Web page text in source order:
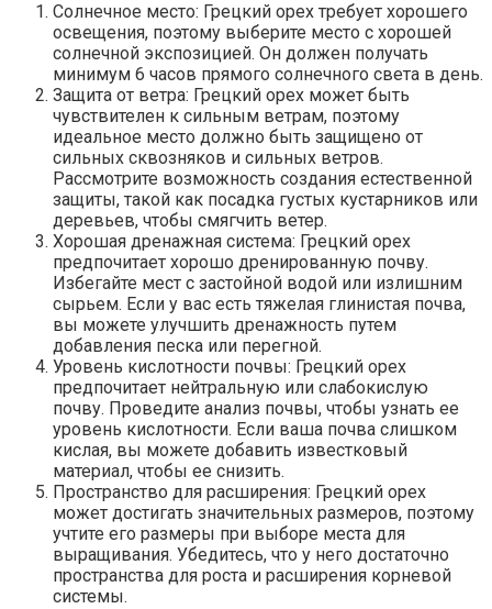
Солнечное место: Грецкий орех требует хорошего
освещения, поэтому выберите место с хорошей
солнечной экспозицией. Он должен получать
минимум 6 часов прямого солнечного света в день.
Защита от ветра: Грецкий орех может быть
чувствителен к сильным ветрам, поэтому
идеальное место должно быть защищено от
сильных сквозняков и сильных ветров.
Рассмотрите возможность создания естественной
защиты, такой как посадка густых кустарников или
деревьев, чтобы смягчить ветер.
Хорошая дренажная система: Грецкий орех
предпочитает хорошо дренированную почву.
Избегайте мест с застойной водой или излишним
сырьем. Если у вас есть тяжелая глинистая почва,
вы можете улучшить дренажность путем
добавления песка или перегной.
Уровень кислотности почвы: Грецкий орех
предпочитает нейтральную или слабокислую
почву. Проведите анализ почвы, чтобы узнать ее
уровень кислотности. Если ваша почва слишком
кислая, вы можете добавить известковый
материал, чтобы ее снизить.
Пространство для расширения: Грецкий орех
может достигать значительных размеров, поэтому
учтите его размеры при выборе места для
выращивания. Убедитесь, что у него достаточно
пространства для роста и расширения корневой
системы.